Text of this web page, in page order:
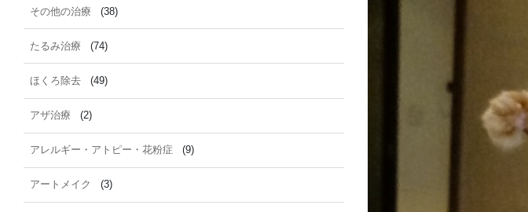
その他の治療 (38)
たるみ治療 (74)
ほくろ除去 (49)
アザ治療 (2)
アレルギー・アトピー・花粉症 (9)
アートメイク (3)